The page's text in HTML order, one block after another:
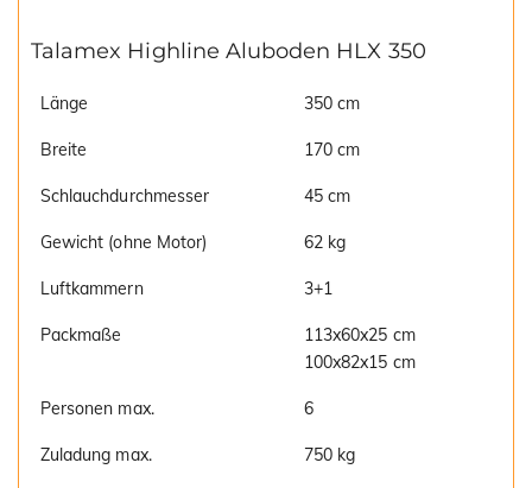
Talamex Highline Aluboden HLX 350
Länge 350 cm
Breite 170 cm
Schlauchdurchmesser 45 cm
Gewicht (ohne Motor) 62 kg
Luftkammern 3+1
Packmaße
113x60x25 cm
100x82x15 cm
Personen max. 6
Zuladung max. 750 kg